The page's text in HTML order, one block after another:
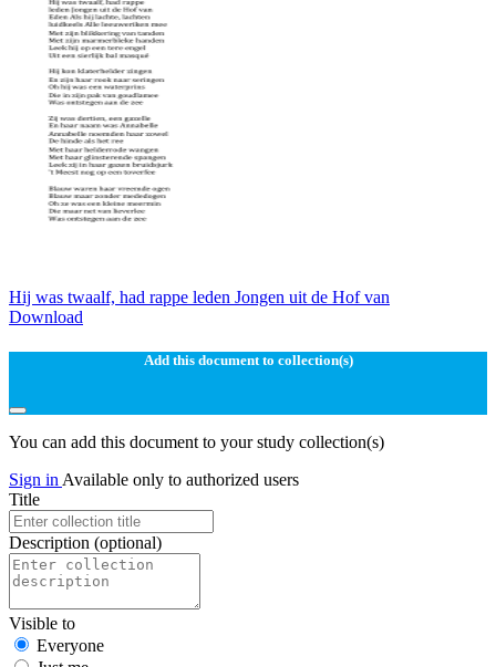
Hij was twaalf, had rappe leden Jongen uit de Hof van
Download
Add this document to collection(s)
You can add this document to your study collection(s)
Sign in Available only to authorized users
Title
Description (optional)
Visible to
Everyone